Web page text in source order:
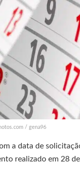
/ gena96
a data de
realizado em 28